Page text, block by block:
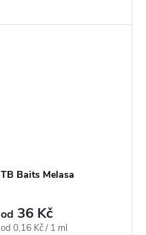
TB Baits Melasa
od 36 Kč
Měrná
od 0,16 Kč / 1 ml